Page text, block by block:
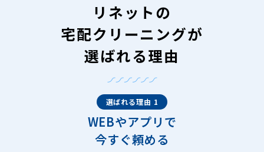
リネットの
宅配クリーニングが
選ばれる理由
選ばれる理由 1
WEBやアプリで
今すぐ頼める